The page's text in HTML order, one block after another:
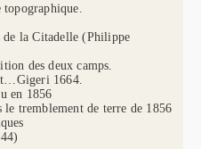
la Citadelle (Philippe
des deux camps.
1664.
en 1856
le tremblement de terre de 1856